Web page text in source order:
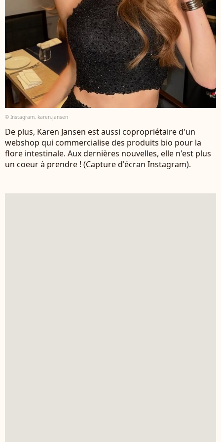
© Instagram, karen.jansen
De plus, Karen Jansen est aussi copropriétaire d'un
webshop qui commercialise des produits bio pour la
flore intestinale. Aux dernières nouvelles, elle n'est plus
un coeur à prendre ! (Capture d'écran Instagram).